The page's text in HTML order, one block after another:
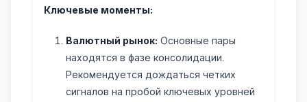
Ключевые моменты:
Валютный рынок: Основные пары
находятся в фазе консолидации.
Рекомендуется дождаться четких
сигналов на пробой ключевых уровней